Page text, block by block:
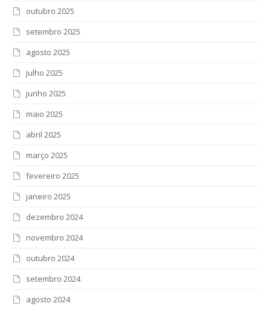
outubro 2025
setembro 2025
agosto 2025
julho 2025
junho 2025
maio 2025
abril 2025
março 2025
fevereiro 2025
janeiro 2025
dezembro 2024
novembro 2024
outubro 2024
setembro 2024
agosto 2024